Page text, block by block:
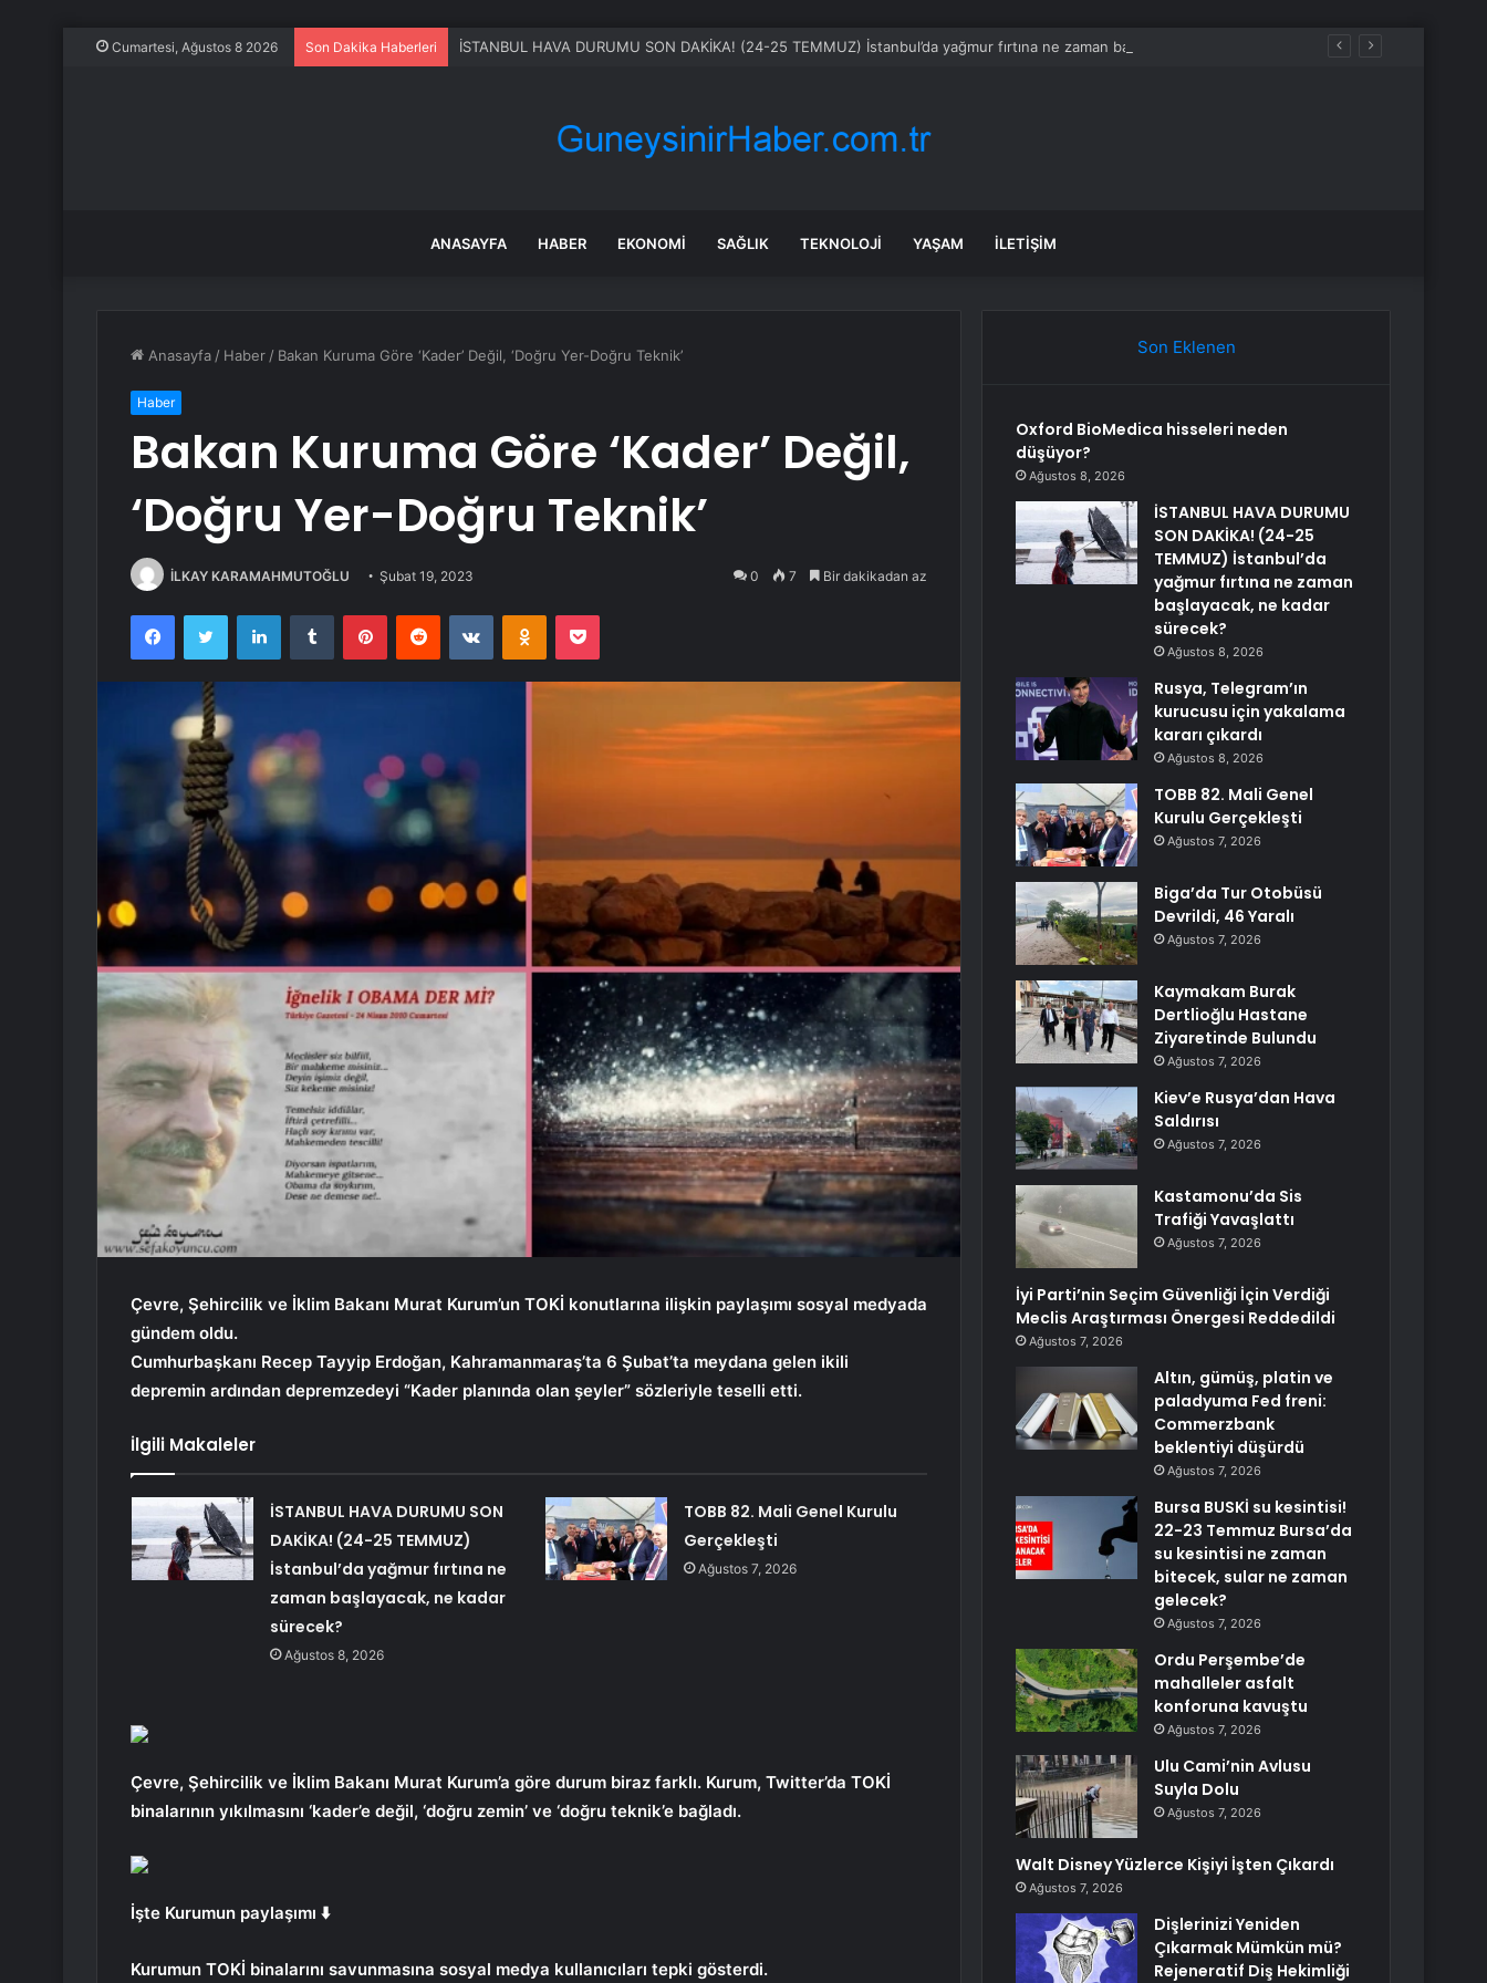
Cumartesi, Ağustos 8 2026 Son Dakika Haberleri
ANASAYFA HABER EKONOMI SAĞLIK TEKNOLOJI YAŞAM İLETIŞIM
Anasayfa / Haber / Bakan Kuruma Göre ‘Kader’ Değil, ‘Doğru Yer-Doğru Teknik’
Haber
Bakan Kuruma Göre ‘Kader’ Değil,
‘Doğru Yer-Doğru Teknik’
İLKAY KARAMAHMUTOĞLU Şubat 19, 2023 0 7 Bir dakikadan az
FacebookTwitter LinkedInTumblr PinterestReddit VKontakteOdnoklassniki
Pocket
Çevre, Şehircilik ve İklim Bakanı Murat Kurum’un TOKİ konutlarına ilişkin paylaşımı sosyal medyada
gündem oldu.
Cumhurbaşkanı Recep Tayyip Erdoğan, Kahramanmaraş’ta 6 Şubat’ta meydana gelen ikili
depremin ardından depremzedeyi “Kader planında olan şeyler” sözleriyle teselli etti.
İlgili Makaleler
İSTANBUL HAVA DURUMU SON
DAKİKA! (24-25 TEMMUZ)
İstanbul’da yağmur fırtına ne
zaman başlayacak, ne kadar
sürecek?
Ağustos 8, 2026
TOBB 82. Mali Genel Kurulu
Gerçekleşti
Ağustos 7, 2026
Çevre, Şehircilik ve İklim Bakanı Murat Kurum’a göre durum biraz farklı. Kurum, Twitter’da TOKİ
binalarının yıkılmasını ‘kader’e değil, ‘doğru zemin’ ve ‘doğru teknik’e bağladı.
İşte Kurumun paylaşımı ⬇️
Kurumun TOKİ binalarını savunmasına sosyal medya kullanıcıları tepki gösterdi.
Son Eklenen
Oxford BioMedica hisseleri neden
düşüyor?
Ağustos 8, 2026
İSTANBUL HAVA DURUMU
SON DAKİKA! (24-25
TEMMUZ) İstanbul’da
yağmur fırtına ne zaman
başlayacak, ne kadar
sürecek?
Ağustos 8, 2026
Rusya, Telegram’ın
kurucusu için yakalama
kararı çıkardı
Ağustos 8, 2026
TOBB 82. Mali Genel
Kurulu Gerçekleşti
Ağustos 7, 2026
Biga’da Tur Otobüsü
Devrildi, 46 Yaralı
Ağustos 7, 2026
Kaymakam Burak
Dertlioğlu Hastane
Ziyaretinde Bulundu
Ağustos 7, 2026
Kiev’e Rusya’dan Hava
Saldırısı
Ağustos 7, 2026
Kastamonu’da Sis
Trafiği Yavaşlattı
Ağustos 7, 2026
İyi Parti’nin Seçim Güvenliği İçin Verdiği
Meclis Araştırması Önergesi Reddedildi
Ağustos 7, 2026
Altın, gümüş, platin ve
paladyuma Fed freni:
Commerzbank
beklentiyi düşürdü
Ağustos 7, 2026
Bursa BUSKİ su kesintisi!
22-23 Temmuz Bursa’da
su kesintisi ne zaman
bitecek, sular ne zaman
gelecek?
Ağustos 7, 2026
Ordu Perşembe’de
mahalleler asfalt
konforuna kavuştu
Ağustos 7, 2026
Ulu Cami’nin Avlusu
Suyla Dolu
Ağustos 7, 2026
Walt Disney Yüzlerce Kişiyi İşten Çıkardı
Ağustos 7, 2026
Dişlerinizi Yeniden
Çıkarmak Mümkün mü?
Rejeneratif Diş Hekimliği